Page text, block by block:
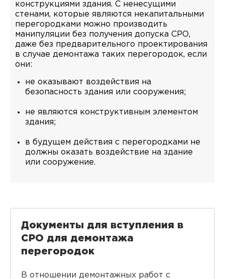
конструкциями здания. С ненесущими
стенами, которые являются некапитальными
перегородками можно производить
манипуляции без получения допуска СРО,
даже без предварительного проектирования
в случае демонтажа таких перегородок, если
они:
не оказывают воздействия на
безопасность здания или сооружения;
не являются конструктивным элементом
здания;
в будущем действия с перегородками не
должны оказать воздействие на здание
или сооружение.
Документы для вступления в
СРО для демонтажа
перегородок
В отношении демонтажных работ с